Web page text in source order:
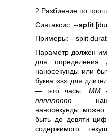
2.Разбиение по
Синтаксис: --split
Примеры: --split
Параметр должен
для определения
наносекунды или
буква «s» для
— это часы, MM
nnnnnnnnn —
наносекунды
быть до девяти
содержимого